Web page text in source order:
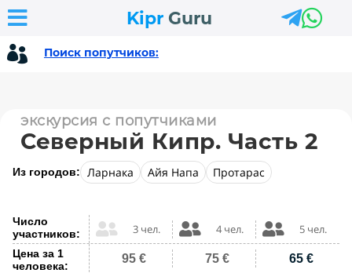
Kipr Guru
 
 Поиск попутчиков:
экскурсия с попутчиками
Северный Кипр. Часть 2
Из городов: Ларнака Айя Напа Протарас
Число
участников:
 3 чел.  4 чел.  5 чел.
Цена за 1
человека:
95 € 75 € 65 €